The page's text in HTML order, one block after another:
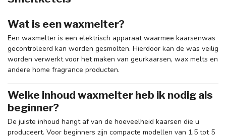
Wat is een waxmelter?
Een waxmelter is een elektrisch apparaat waarmee kaarsenwas
gecontroleerd kan worden gesmolten. Hierdoor kan de was veilig
worden verwerkt voor het maken van geurkaarsen, wax melts en
andere home fragrance producten.
Welke inhoud waxmelter heb ik nodig als
beginner?
De juiste inhoud hangt af van de hoeveelheid kaarsen die u
produceert. Voor beginners zijn compacte modellen van 1,5 tot 5